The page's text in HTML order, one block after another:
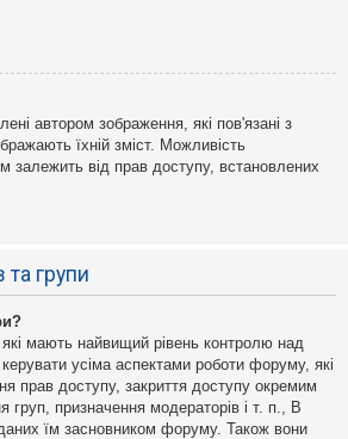
автором зображення, які пов'язані з
їхній зміст. Можливість
залежить від прав доступу, встановлених
та групи
мають найвищий рівень контролю над
усіма аспектами роботи форуму, які
прав доступу, закриття доступу окремим
груп, призначення модераторів і т. п., В
їм засновником форуму. Також вони